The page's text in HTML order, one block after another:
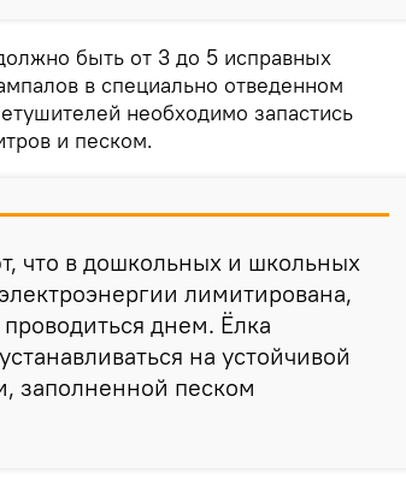
быть от 3 до 5 исправных
в специально отведенном
необходимо запастись
и песком.
что в дошкольных и школьных
лимитирована,
днем. Ёлка
на устойчивой
заполненной песком